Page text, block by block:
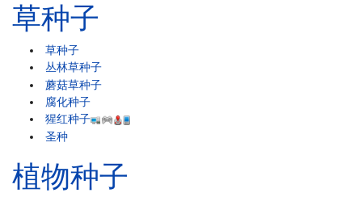
草种子
草种子
丛林草种子
蘑菇草种子
腐化种子
猩红种子
圣种
植物种子